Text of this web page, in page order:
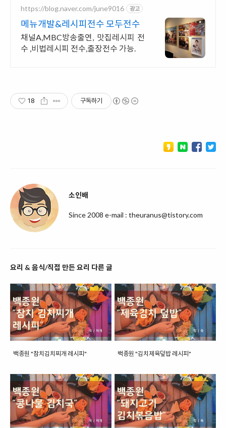
https://blog.naver.com/june9016 광고
메뉴개발&레시피전수 모두전수
채널A,MBC방송출연, 맛집레시피 전
수 ,비법레시피 전수,출장전수 가능.
18 구독하기
소인배
Since 2008 e-mail : theuranus@tistory.com
요리 & 음식/직접 만든 요리 다른 글
백종원 "참치김치찌개 레시피" 백종원 "김치제육덮밥 레시피"